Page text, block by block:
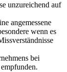
unzureichend auf
angemessene
wenn es
bei